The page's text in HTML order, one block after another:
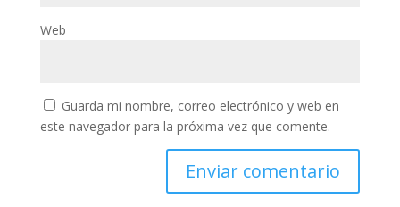
Web
Guarda mi nombre, correo electrónico y web en
este navegador para la próxima vez que comente.